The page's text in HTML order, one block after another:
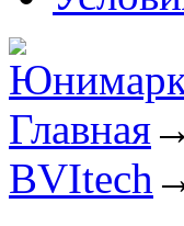
Главная→
BVItech